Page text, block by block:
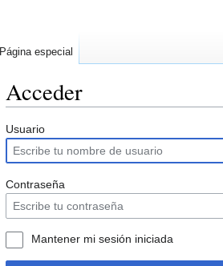
Acceder
Ir
la
navegación
Ir
la
búsqueda
Usuario
Contraseña
Mantener mi sesión iniciada
Página especial